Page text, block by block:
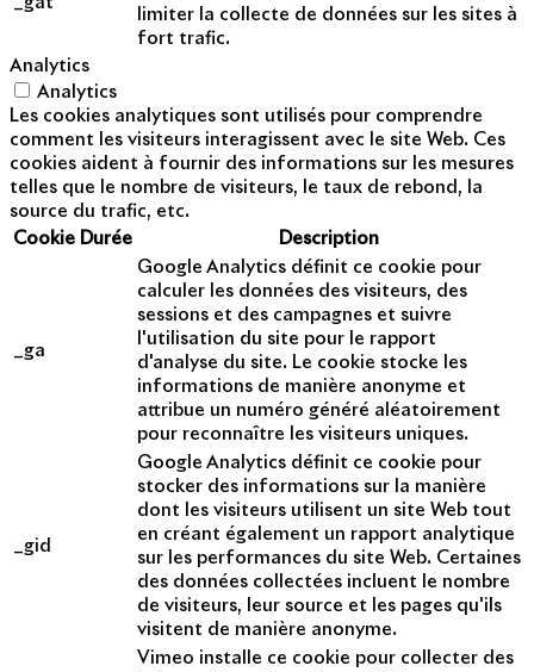
limiter la collecte de données sur les sites à
fort trafic.
Analytics
Analytics
Les cookies analytiques sont utilisés pour comprendre
comment les visiteurs interagissent avec le site Web. Ces
cookies aident à fournir des informations sur les mesures
telles que le nombre de visiteurs, le taux de rebond, la
source du trafic, etc.
Cookie Durée Description
_ga
Google Analytics définit ce cookie pour
calculer les données des visiteurs, des
sessions et des campagnes et suivre
l'utilisation du site pour le rapport
d'analyse du site. Le cookie stocke les
informations de manière anonyme et
attribue un numéro généré aléatoirement
pour reconnaître les visiteurs uniques.
_gid
Google Analytics définit ce cookie pour
stocker des informations sur la manière
dont les visiteurs utilisent un site Web tout
en créant également un rapport analytique
sur les performances du site Web. Certaines
des données collectées incluent le nombre
de visiteurs, leur source et les pages qu'ils
visitent de manière anonyme.
Vimeo installe ce cookie pour collecter des